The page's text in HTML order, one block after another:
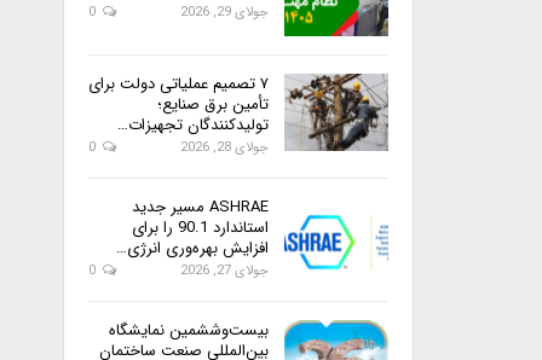
جولای 29, 2026
۷ تصمیم عملیاتی دولت برای
تأمین برق صنایع؛
تولیدکنندگان تجهیزات…
جولای 28, 2026
ASHRAE مسیر جدید
استاندارد 90.1 را برای
افزایش بهره‌وری انرژی…
جولای 27, 2026
بیست‌وششمین نمایشگاه
بین‌المللی صنعت ساختمان